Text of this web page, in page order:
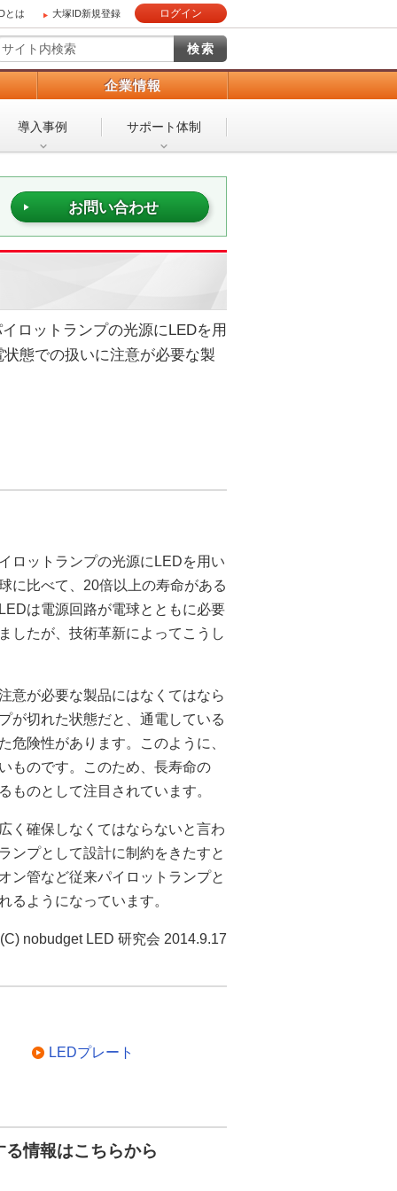
とは 大塚ID新規登録 ログイン
企業情報
導入事例 サポート体制
お問い合わせ
ロットランプの光源にLEDを用
態での扱いに注意が必要な製
ロットランプの光源にLEDを用い
に比べて、20倍以上の寿命がある
は電源回路が電球とともに必要
したが、技術革新によってこうし
意が必要な製品にはなくてはなら
が切れた状態だと、通電している
危険性があります。このように、
ものです。このため、長寿命の
ものとして注目されています。
く確保しなくてはならないと言わ
ンプとして設計に制約をきたすと
ン管など従来パイロットランプと
るようになっています。
(C) nobudget LED 研究会 2014.9.17
LEDプレート
情報はこちらから